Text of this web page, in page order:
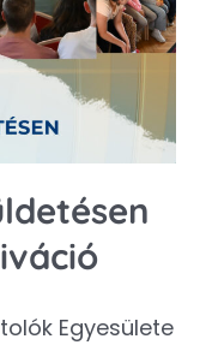
Egyesülete